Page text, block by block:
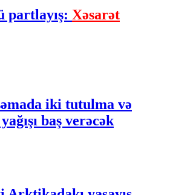
partlayış: Xəsarət
iki tutulma və
baş verəcək